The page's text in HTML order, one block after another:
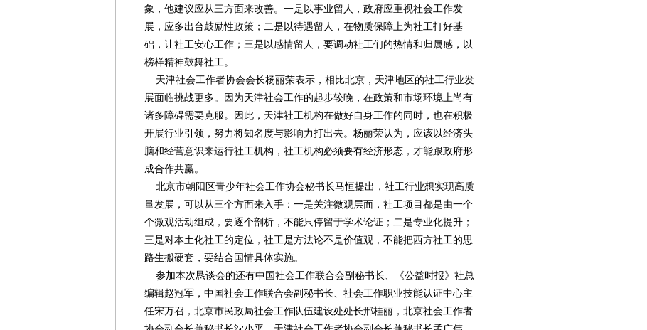
象，他建议应从三方面来改善。一是以事业留人，政府应重视社会工作发
展，应多出台鼓励性政策；二是以待遇留人，在物质保障上为社工打好基
础，让社工安心工作；三是以感情留人，要调动社工们的热情和归属感，以
榜样精神鼓舞社工。
天津社会工作者协会会长杨丽荣表示，相比北京，天津地区的社工行业发
展面临挑战更多。因为天津社会工作的起步较晚，在政策和市场环境上尚有
诸多障碍需要克服。因此，天津社工机构在做好自身工作的同时，也在积极
开展行业引领，努力将知名度与影响力打出去。杨丽荣认为，应该以经济头
脑和经营意识来运行社工机构，社工机构必须要有经济形态，才能跟政府形
成合作共赢。
北京市朝阳区青少年社会工作协会秘书长马恒提出，社工行业想实现高质
量发展，可以从三个方面来入手：一是关注微观层面，社工项目都是由一个
个微观活动组成，要逐个剖析，不能只停留于学术论证；二是专业化提升；
三是对本土化社工的定位，社工是方法论不是价值观，不能把西方社工的思
路生搬硬套，要结合国情具体实施。
参加本次恳谈会的还有中国社会工作联合会副秘书长、《公益时报》社总
编辑赵冠军，中国社会工作联合会副秘书长、社会工作职业技能认证中心主
任宋万召，北京市民政局社会工作队伍建设处处长邢桂丽，北京社会工作者